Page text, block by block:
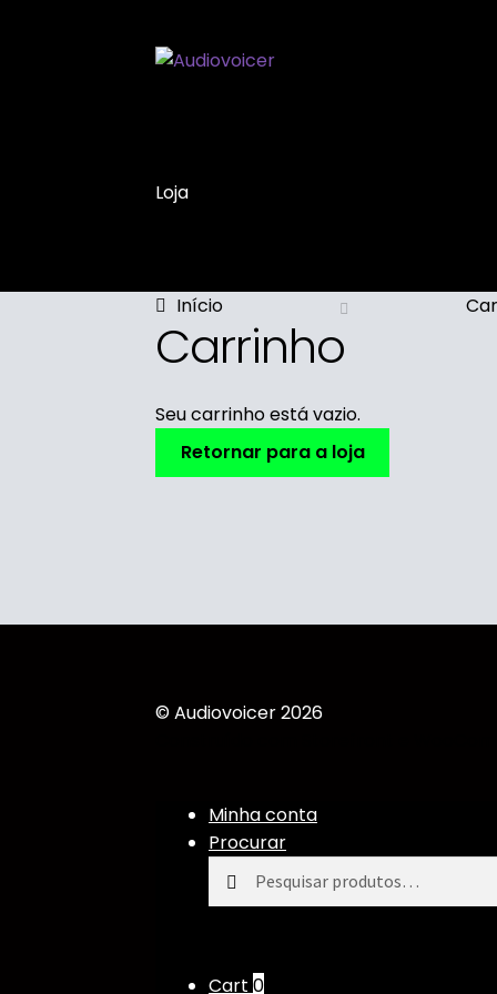
Loja
Início
Carrinho
Seu carrinho está vazio.
Retornar para a loja
© Audiovoicer 2026
Construído com Storefront e
Minha conta
Procurar
Cart0